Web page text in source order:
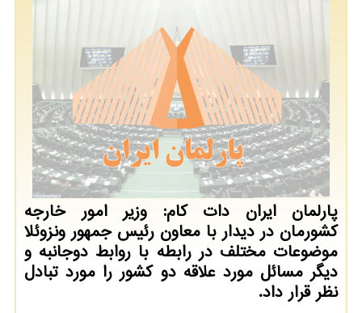
پارلمان ایران دات كام: وزیر امور خارجه
كشورمان در دیدار با معاون رئیس جمهور ونزوئلا
موضوعات مختلف در رابطه با روابط دوجانبه و
دیگر مسائل مورد علاقه دو كشور را مورد تبادل
نظر قرار داد.